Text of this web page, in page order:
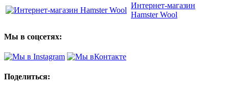
Интернет-магазин
Hamster Wool
Мы в соцсетях:
Поделиться: